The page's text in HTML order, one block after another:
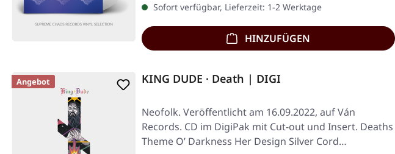
Sofort verfügbar, Lieferzeit: 1-2 Werktage
HINZUFÜGEN
Angebot KING DUDE · Death | DIGI
Neofolk. Veröffentlicht am 16.09.2022, auf Ván
Records. CD im DigiPak mit Cut-out und Insert. Deaths
Theme O’ Darkness Her Design Silver Cord…